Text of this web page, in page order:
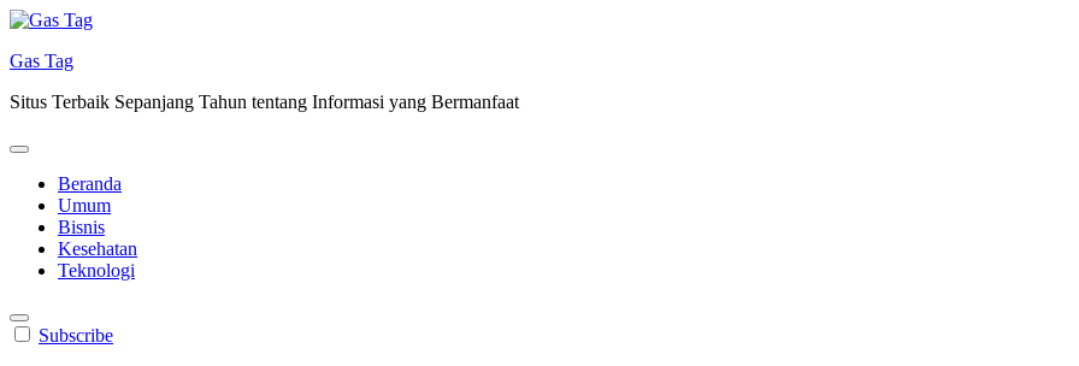
Skip
content
Gas Tag
Situs Terbaik Sepanjang Tahun tentang Informasi yang Bermanfaat
Beranda
Umum
Bisnis
Kesehatan
Teknologi
Subscribe